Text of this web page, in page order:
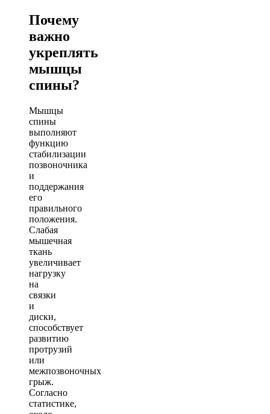
Почему
важно
укреплять
мышцы
спины?
Мышцы
спины
выполняют
функцию
стабилизации
позвоночника
и
поддержания
его
правильного
положения.
Слабая
мышечная
ткань
увеличивает
нагрузку
на
связки
и
диски,
способствует
развитию
протрузий
или
межпозвоночных
грыж.
Согласно
статистике,